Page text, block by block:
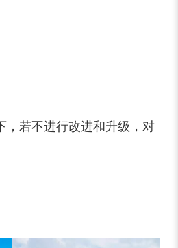
，若不进行改进和升级，对